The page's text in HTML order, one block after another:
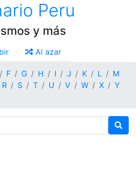
Peru
y más
Al azar
F G H I J K L
M
R S T U V W X
Y